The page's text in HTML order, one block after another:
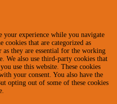
your experience while you navigate
cookies that are categorized as
as they are essential for the working
We also use third-party cookies that
use this website. These cookies
your consent. You also have the
opting out of some of these cookies